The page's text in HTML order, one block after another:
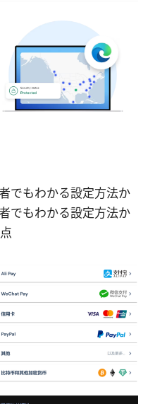
でもわかる設定方法か
でもわかる設定方法か